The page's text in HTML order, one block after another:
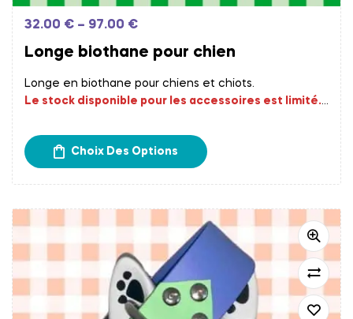
32.00 € – 97.00 €
Longe biothane pour chien
Longe en biothane pour chiens et chiots.
Le stock disponible pour les accessoires est limité.
chaque début de semaine.Un délai de 15 à 20 jours
est donc à prévoir avant la réception de votre
commande.
Frais d’expédition calculés à l’étape du paiement.
Choix Des Options